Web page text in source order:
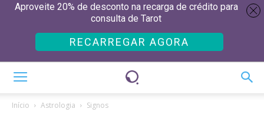
Início Astrologia Signos
Aproveite 20% de desconto na recarga de crédito para
consulta de Tarot
RECARREGAR AGORA